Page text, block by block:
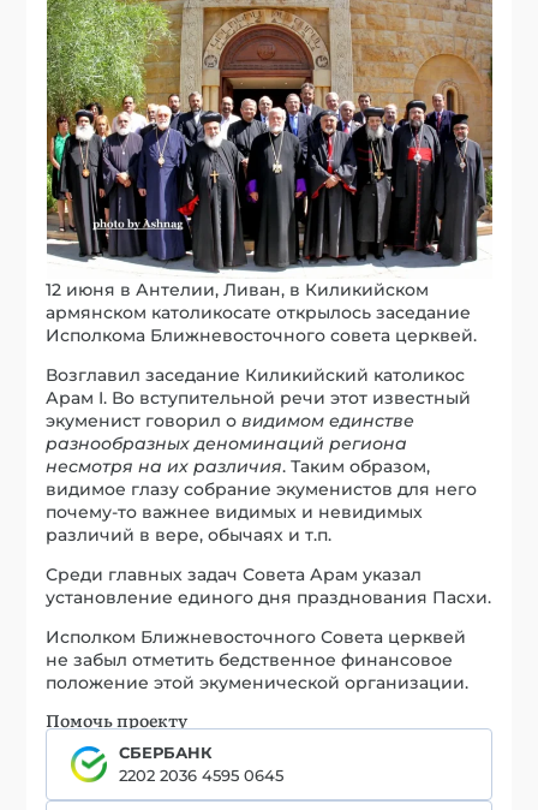
12 июня в Антелии, Ливан, в Киликийском
армянском католикосате открылось заседание
Исполкома Ближневосточного совета церквей.
Возглавил заседание Киликийский католикос
Арам I. Во вступительной речи этот известный
экуменист говорил овидимом единстве
разнообразных деноминаций региона
несмотря на их различия. Таким образом,
видимое глазу собрание экуменистов для него
почему-то важнее видимых и невидимых
различий в вере, обычаях и т.п.
Среди главных задач Совета Арам указал
установление единого дня празднования Пасхи.
Исполком Ближневосточного Совета церквей
не забыл отметить бедственное финансовое
положение этой экуменической организации.
Помочь проекту
СБЕРБАНК
2202 2036 4595 0645